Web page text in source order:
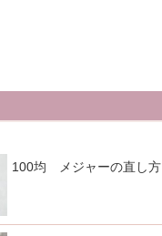
100均 メジャーの直し方